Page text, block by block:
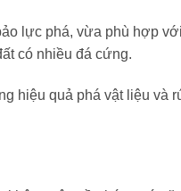
lực phá, vừa phù hợp
có nhiều đá cứng.
hiệu quả phá vật liệu và